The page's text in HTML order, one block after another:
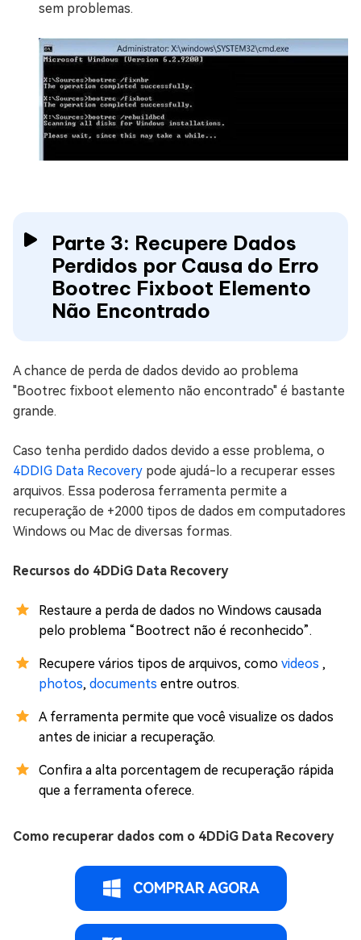
sem problemas.
Parte 3: Recupere Dados
Perdidos por Causa do Erro
Bootrec Fixboot Elemento
Não Encontrado
A chance de perda de dados devido ao problema
"Bootrec fixboot elemento não encontrado" é bastante
grande.
Caso tenha perdido dados devido a esse problema, o
4DDIG Data Recovery pode ajudá-lo a recuperar esses
arquivos. Essa poderosa ferramenta permite a
recuperação de +2000 tipos de dados em computadores
Windows ou Mac de diversas formas.
Recursos do 4DDiG Data Recovery
Restaure a perda de dados no Windows causada
pelo problema “Bootrect não é reconhecido”.
Recupere vários tipos de arquivos, como videos ,
photos, documents entre outros.
A ferramenta permite que você visualize os dados
antes de iniciar a recuperação.
Confira a alta porcentagem de recuperação rápida
que a ferramenta oferece.
Como recuperar dados com o 4DDiG Data Recovery
COMPRAR AGORA